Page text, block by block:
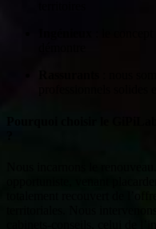
: le
: nous
Pourquoi choisir le
Nous incarnons le
opportuniste, venant
totalement recouvert de
territoriales. Nous
cabinets-conseils, celui de